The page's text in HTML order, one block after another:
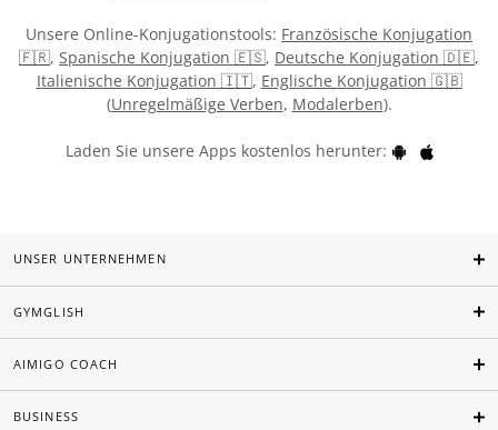
Unsere Online-Konjugationstools: Französische Konjugation
🇫🇷, Spanische Konjugation 🇪🇸, Deutsche Konjugation 🇩🇪,
Italienische Konjugation 🇮🇹, Englische Konjugation 🇬🇧
(Unregelmäßige Verben, Modalerben).
Laden Sie unsere Apps kostenlos herunter:
UNSER UNTERNEHMEN
GYMGLISH
AIMIGO COACH
BUSINESS